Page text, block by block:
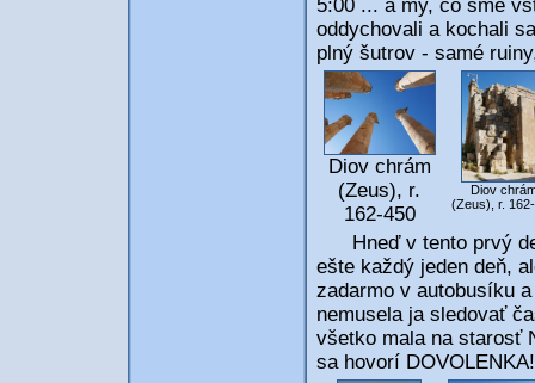
5:00 ... a my, čo sme
oddychovali a kochali
plný šutrov - samé
Diov chrám
(Zeus), r.
162-450
Diov
(Zeus), r.
Hneď v tento prvý
ešte každý jeden deň,
zadarmo v autobusíku
nemusela ja sledovať
všetko mala na starosť
sa hovorí DOVOLENKA!